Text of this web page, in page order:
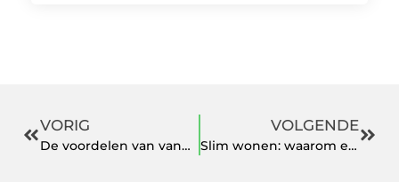
VORIG
De voordelen van vandaag nog ERP software bestellen
VOLGENDE
Slim wonen: waarom een hoogslaper met bureau of halfhoogslaper met bureau ideaal is